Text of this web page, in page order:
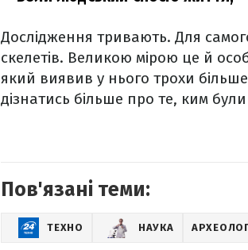
Дослідження тривають. Для
скелетів. Великою мірою це й
який виявив у нього трохи більше
дізнатись більше про те, ким
Пов'язані теми:
ТЕХНО НАУКА